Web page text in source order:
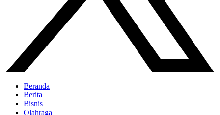
Beranda
Berita
Bisnis
Olahraga